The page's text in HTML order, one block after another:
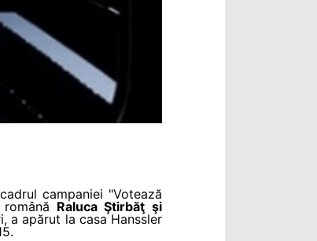
campaniei "Votează
Raluca Ştirbăţ şi
a apărut la casa Hanssler